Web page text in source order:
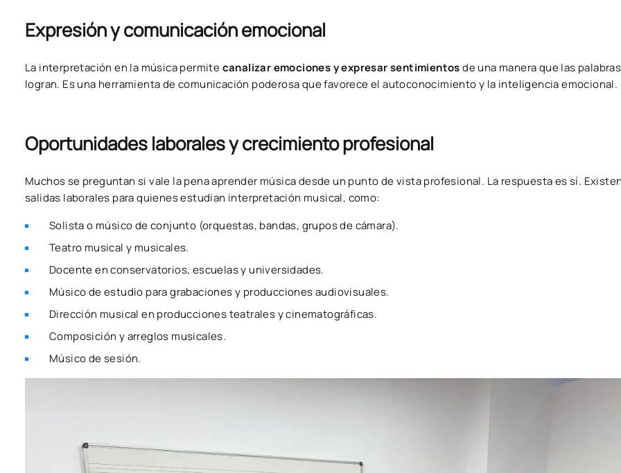
Expresión y comunicación emocional
La interpretación en la música permitecanalizar emociones y expresar sentimientosde una manera que las
logran. Es una herramienta de comunicación poderosa que favorece el autoconocimiento y la inteligencia emocional.
Oportunidades laborales y crecimiento profesional
Muchos se preguntan si vale la pena aprender música desde un punto de vista profesional. La respuesta es sí.
salidas laborales para quienes estudian interpretación musical, como:
Solista o músico de conjunto (orquestas, bandas, grupos de cámara).
Teatro musical y musicales.
Docente en conservatorios, escuelas y universidades.
Músico de estudio para grabaciones y producciones audiovisuales.
Dirección musical en producciones teatrales y cinematográficas.
Composición y arreglos musicales.
Músico de sesión.